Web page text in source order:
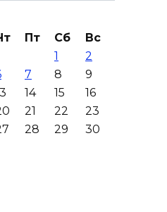
за аварии
на четырех
профессии
Пт Сб
Вс
1
2
7 8
9
14 15
16
21 22
23
28 29
30